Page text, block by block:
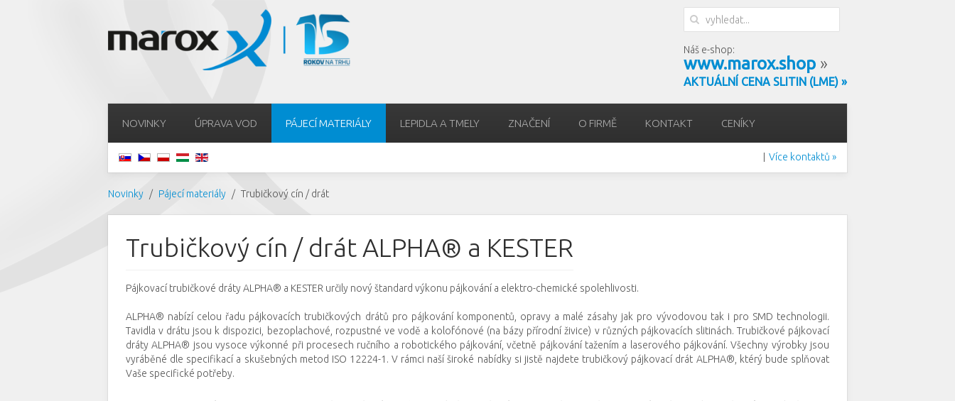
Náš e-shop:
www.marox.shop »
AKTUÁLNÍ CENA SLITIN (LME) »
NOVINKY ÚPRAVA VOD PÁJECÍ MATERIÁLY LEPIDLA A TMELY ZNAČENÍ O FIRMĚ KONTAKT CENÍKY
Více kontaktů »
Novinky Pájecí materiály Trubičkový cín / drát
Trubičkový cín / drát ALPHA® a KESTER
Pájkovací trubičkové dráty ALPHA® a KESTER určily nový štandard výkonu pájkování a elektro-chemické spolehlivosti.
ALPHA® nabízí celou řadu pájkovacích trubičkových drátů pro pájkování komponentů, opravy a malé zásahy jak pro vývodovou tak i pro SMD technologii.
Tavidla v drátu jsou k dispozici, bezoplachové, rozpustné ve vodě a kolofónové (na bázy přírodní živice) v různých pájkovacích slitinách. Trubičkové pájkovací
dráty ALPHA® jsou vysoce výkonné při procesech ručního a robotického pájkování, včetně pájkování tažením a laserového pájkování. Všechny výrobky jsou
vyráběné dle specifikací a skušebných metod ISO 12224-1. V rámci naší široké nabídky si jistě najdete trubičkový pájkovací drát ALPHA®, ktérý bude splňovat
Vaše specifické potřeby.